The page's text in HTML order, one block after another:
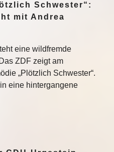
Schwester“:
mit Andrea
eine wildfremde
ZDF zeigt am
„Plötzlich Schwester“.
eine hintergangene